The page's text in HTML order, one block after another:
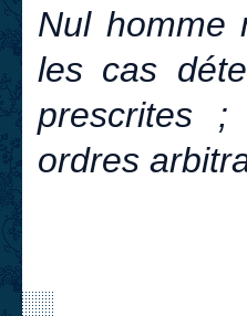
Nul homme
les cas
prescrites ;
ordres